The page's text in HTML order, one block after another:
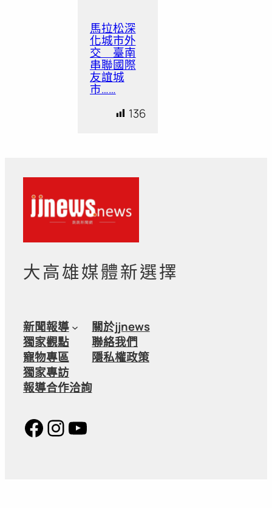
馬拉松深
化城市外
交 臺南
串聯國際
友誼城
市……
136
大高雄媒體新選擇
新聞報導
獨家觀點
寵物專區
獨家專訪
報導合作洽詢
關於jjnews
聯絡我們
隱私權政策
Facebook
Instagram
YouTube